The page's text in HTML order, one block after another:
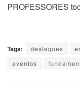
PROFESSORES
Tags: destaques
eventos